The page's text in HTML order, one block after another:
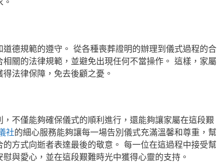
德規範的遵守。 從各種喪葬證明的辦理到儀式過程的合
關的法律規範，並避免出現任何不當操作。 這樣，家屬
法律保障，免去後顧之憂。
，不僅能夠確保儀式的順利進行，還能夠讓家屬在這段艱
社的細心服務能夠讓每一場告別儀式充滿溫馨和尊重，幫
方式向逝者表達最後的敬意。 每一位在這過程中接受幫
慰與愛心，並在這段艱難時光中獲得心靈的支持。